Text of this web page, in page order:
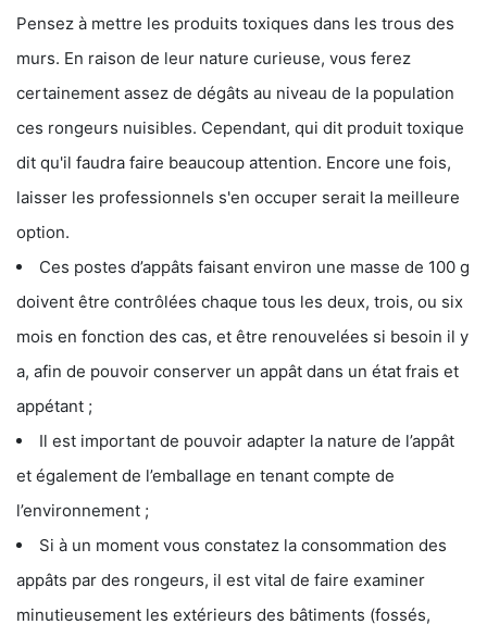
Pensez à mettre les produits toxiques dans les trous des
murs. En raison de leur nature curieuse, vous ferez
certainement assez de dégâts au niveau de la population
ces rongeurs nuisibles. Cependant, qui dit produit toxique
dit qu'il faudra faire beaucoup attention. Encore une fois,
laisser les professionnels s'en occuper serait la meilleure
option.
Ces postes d’appâts faisant environ une masse de 100 g
doivent être contrôlées chaque tous les deux, trois, ou six
mois en fonction des cas, et être renouvelées si besoin il y
a, afin de pouvoir conserver un appât dans un état frais et
appétant ;
Il est important de pouvoir adapter la nature de l’appât
et également de l’emballage en tenant compte de
l’environnement ;
Si à un moment vous constatez la consommation des
appâts par des rongeurs, il est vital de faire examiner
minutieusement les extérieurs des bâtiments (fossés,